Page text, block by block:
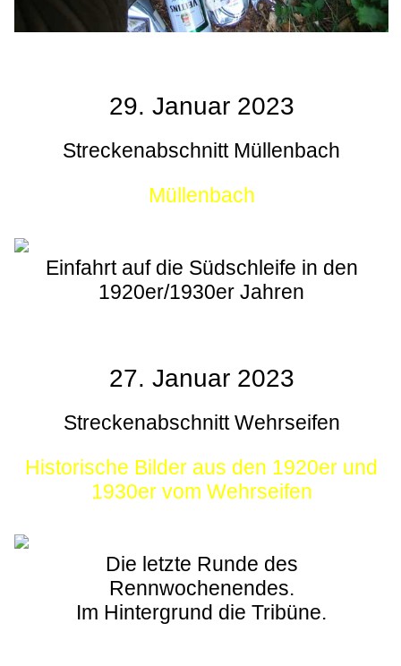
29. Januar 2023
Streckenabschnitt Müllenbach
Müllenbach
Einfahrt auf die Südschleife in den
1920er/1930er Jahren
27. Januar 2023
Streckenabschnitt Wehrseifen
Historische Bilder aus den 1920er und
1930er vom Wehrseifen
Die letzte Runde des
Rennwochenendes.
Im Hintergrund die Tribüne.